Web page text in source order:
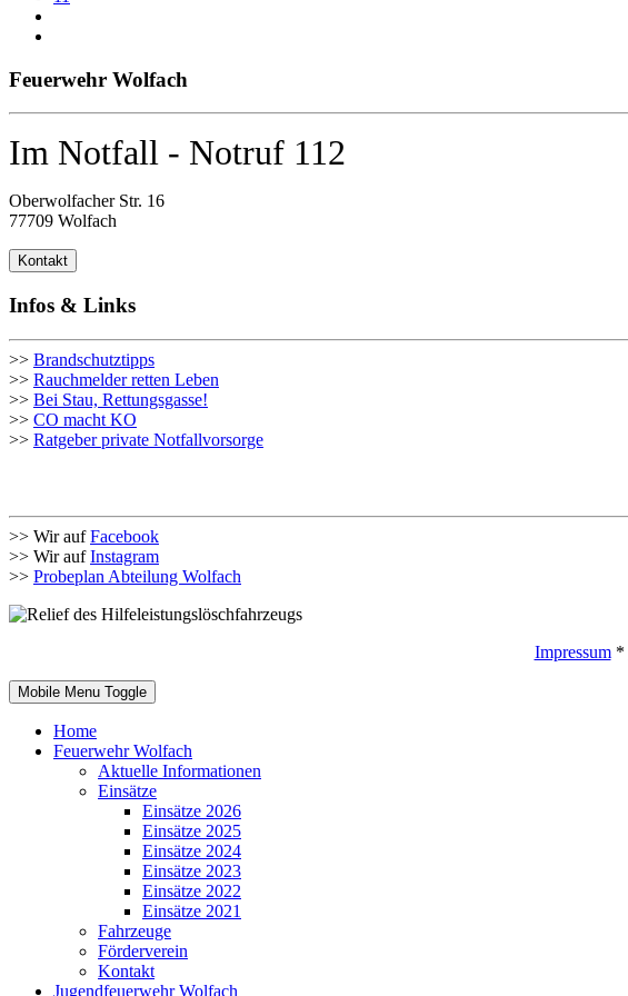
Feuerwehr Wolfach
Im Notfall - Notruf 112
Oberwolfacher Str. 16
77709 Wolfach
Kontakt
Infos & Links
>> Brandschutztipps
>> Rauchmelder retten Leben
>> Bei Stau, Rettungsgasse!
>> CO macht KO
>> Ratgeber private Notfallvorsorge
>> Wir aufFacebook
>> Wir aufInstagram
>> Probeplan Abteilung Wolfach
Impressum*
Mobile Menu Toggle
Home
Feuerwehr Wolfach
Aktuelle Informationen
Einsätze
Einsätze 2026
Einsätze 2025
Einsätze 2024
Einsätze 2023
Einsätze 2022
Einsätze 2021
Fahrzeuge
Förderverein
Kontakt
Jugendfeuerwehr Wolfach